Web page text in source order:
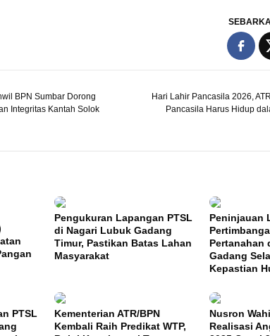
BPN Sumbar Dorong
Integritas Kantah Solok
Hari Lahir Pancasila 2026,
Pancasila Harus Hidup
Pengukuran Lapangan PTSL
di Nagari Lubuk Gadang
Timur, Pastikan Batas Lahan
Masyarakat
Peninjauan
Pertanahan
Gadang
Kepastian
PTSL
Kementerian ATR/BPN
Kembali Raih Predikat WTP,
Nusron
Realisasi